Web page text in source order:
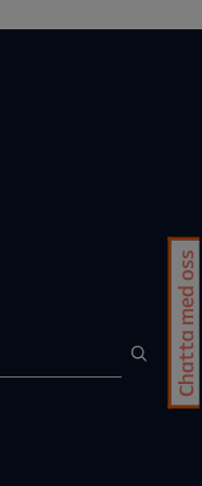
1 ansluts den
visas som en
tillbehör.
Chatta med oss